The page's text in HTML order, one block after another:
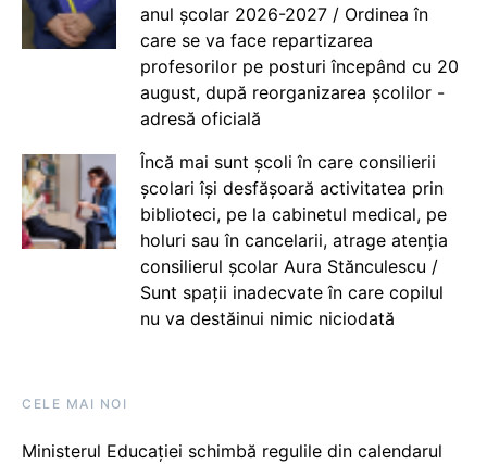
anul școlar 2026-2027 / Ordinea în
care se va face repartizarea
profesorilor pe posturi începând cu 20
august, după reorganizarea școlilor -
adresă oficială
Încă mai sunt școli în care consilierii
școlari își desfășoară activitatea prin
biblioteci, pe la cabinetul medical, pe
holuri sau în cancelarii, atrage atenția
consilierul școlar Aura Stănculescu /
Sunt spații inadecvate în care copilul
nu va destăinui nimic niciodată
CELE MAI NOI
Ministerul Educației schimbă regulile din calendarul